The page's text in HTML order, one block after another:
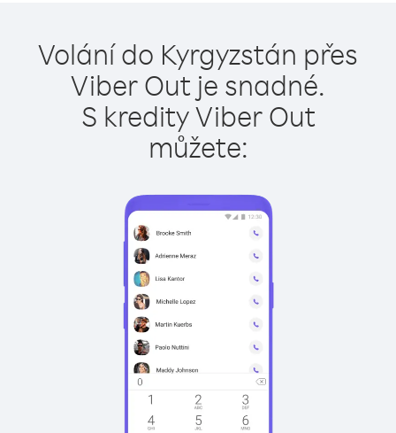
Volání do Kyrgyzstán přes
Viber Out je snadné.
S kredity Viber Out
můžete: